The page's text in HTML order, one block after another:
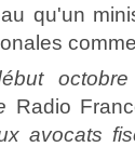
qu'un
Radio
avocats